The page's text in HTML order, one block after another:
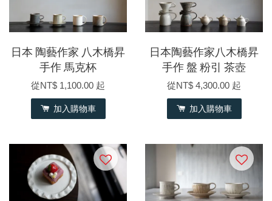
日本 陶藝作家 八木橋昇
手作 馬克杯
從NT$ 1,100.00 起
加入購物車
日本陶藝作家八木橋昇
手作 盤 粉引 茶壺
從NT$ 4,300.00 起
加入購物車